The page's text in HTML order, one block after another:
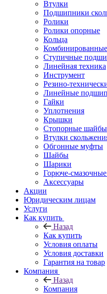
Втулки
Подшипники
Ролики
Ролики опорные
Кольца
Ступичные
Линейная техника
Инструмент
Резино-
Линейные
Гайки
Уплотнения
Крышки
Стопорные шайбы
Втулки
Обгонные муфты
Шайбы
Шарики
Горюче-
Аксессуары
Акции
Юридическим лицам
Услуги
Как купить
Назад
Как купить
Условия оплаты
Условия доставки
Гарантия на товар
Компания
Назад
Компания